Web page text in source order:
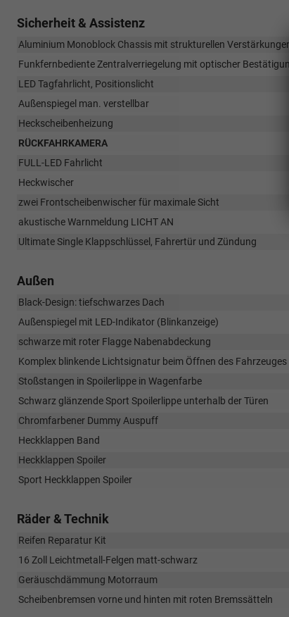
Sicherheit & Assistenz
Aluminium Monoblock Chassis mit strukturellen
Funkfernbediente Zentralverriegelung mit optischer
LED Tagfahrlicht, Positionslicht
Außenspiegel man. verstellbar
Heckscheibenheizung
RÜCKFAHRKAMERA
FULL-LED Fahrlicht
Heckwischer
zwei Frontscheibenwischer für maximale Sicht
akustische Warnmeldung LICHT AN
Ultimate Single Klappschlüssel, Fahrertür und Zündung
Außen
Black-Design: tiefschwarzes Dach
Außenspiegel mit LED-Indikator (Blinkanzeige)
schwarze mit roter Flagge Nabenabdeckung
Komplex blinkende Lichtsignatur beim Öffnen des Fahrzeuges
Stoßstangen in Spoilerlippe in Wagenfarbe
Schwarz glänzende Sport Spoilerlippe unterhalb der Türen
Chromfarbener Dummy Auspuff
Heckklappen Band
Heckklappen Spoiler
Sport Heckklappen Spoiler
Räder & Technik
Reifen Reparatur Kit
16 Zoll Leichtmetall-Felgen matt-schwarz
Geräuschdämmung Motorraum
Scheibenbremsen vorne und hinten mit roten Bremssätteln